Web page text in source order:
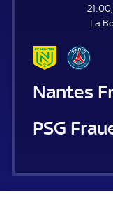
La
Nantes
Paris